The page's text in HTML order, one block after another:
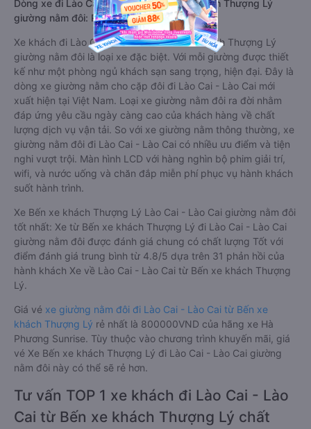
Dòng xe đi Lào Cai - Lào Cai từ Bến xe khách Thượng Lý
giường nằm đôi: Riêng tư, đầy đủ tiện nghi
Xe khách đi Lào Cai - Lào Cai từ Bến xe khách Thượng Lý
giường nằm đôi là loại xe đặc biệt. Với mỗi giường được thiết
kế như một phòng ngủ khách sạn sang trọng, hiện đại. Đây là
dòng xe giường nằm cho cặp đôi đi Lào Cai - Lào Cai mới
xuất hiện tại Việt Nam. Loại xe giường nằm đôi ra đời nhằm
đáp ứng yêu cầu ngày càng cao của khách hàng về chất
lượng dịch vụ vận tải. So với xe giường nằm thông thường, xe
giường nằm đôi đi Lào Cai - Lào Cai có nhiều ưu điểm và tiện
nghi vượt trội. Màn hình LCD với hàng nghìn bộ phim giải trí,
wifi, và nước uống và chăn đắp miễn phí phục vụ hành khách
suốt hành trình.
Xe Bến xe khách Thượng Lý Lào Cai - Lào Cai giường nằm đôi
tốt nhất: Xe từ Bến xe khách Thượng Lý đi Lào Cai - Lào Cai
giường nằm đôi được đánh giá chung có chất lượng Tốt với
điểm đánh giá trung bình từ 4.8/5 dựa trên 31 phản hồi của
hành khách Xe về Lào Cai - Lào Cai từ Bến xe khách Thượng
Lý.
Giá vé xe giường nằm đôi đi Lào Cai - Lào Cai từ Bến xe
khách Thượng Lý rẻ nhất là 800000VND của hãng xe Hà
Phương Sunrise. Tùy thuộc vào chương trình khuyến mãi, giá
vé Xe Bến xe khách Thượng Lý đi Lào Cai - Lào Cai giường
nằm đôi này có thể sẽ rẻ hơn.
Tư vấn TOP 1 xe khách đi Lào Cai - Lào
Cai từ Bến xe khách Thượng Lý chất